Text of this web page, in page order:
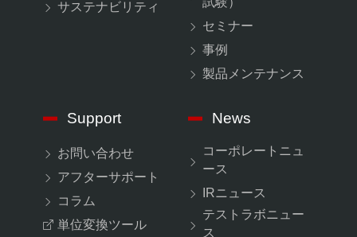
サステナビリティ
セミナー
事例
製品メンテナンス
Support
お問い合わせ
アフターサポート
コラム
単位変換ツール
News
コーポレートニュ
ース
IRニュース
テストラボニュー
ス